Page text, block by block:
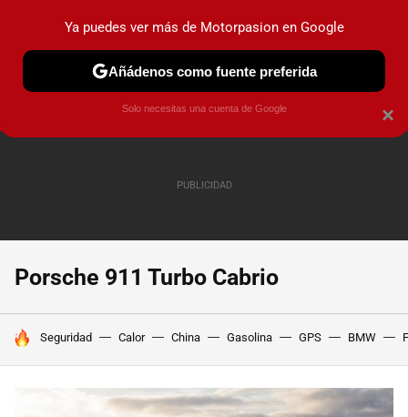
PRUEBAS COCHES ELÉCTRICOS OBSERVATORIO
Porsche 911 Turbo Cabrio
HOY SE HABLA DE
Seguridad Calor China Gasolina GPS BMW
×
Ya puedes ver más de Motorpasion en Google
Añádenos como fuente preferida
Solo necesitas una cuenta de Google